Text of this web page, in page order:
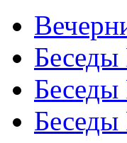
Беседы
Беседы
Беседы